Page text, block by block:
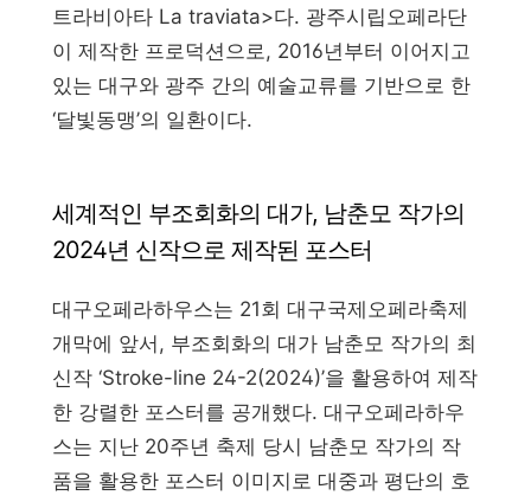
트라비아타 La traviata>다. 광주시립오페라단
이 제작한 프로덕션으로, 2016년부터 이어지고
있는 대구와 광주 간의 예술교류를 기반으로 한
‘달빛동맹’의 일환이다.
세계적인 부조회화의 대가, 남춘모 작가의
2024년 신작으로 제작된 포스터
대구오페라하우스는 21회 대구국제오페라축제
개막에 앞서, 부조회화의 대가 남춘모 작가의 최
신작 ‘Stroke-line 24-2(2024)’을 활용하여 제작
한 강렬한 포스터를 공개했다. 대구오페라하우
스는 지난 20주년 축제 당시 남춘모 작가의 작
품을 활용한 포스터 이미지로 대중과 평단의 호